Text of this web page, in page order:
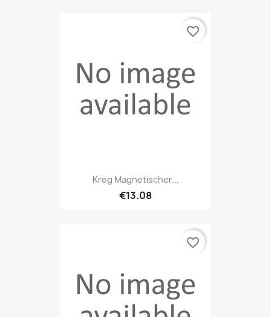
Kreg Magnetischer...
€13.08
favorite_border
favorite_border